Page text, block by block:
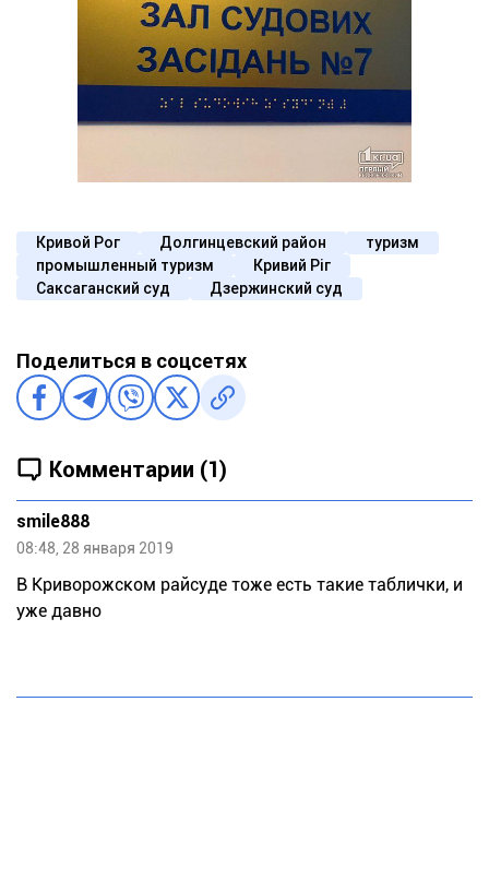
Кривой Рог Долгинцевский район
туризм
промышленный туризм
Кривий Ріг
Саксаганский суд
Дзержинский суд
Поделиться в соцсетях
Комментарии (1)
smile888
08:48, 28 января 2019
В Криворожском райсуде тоже есть такие таблички, и
уже давно